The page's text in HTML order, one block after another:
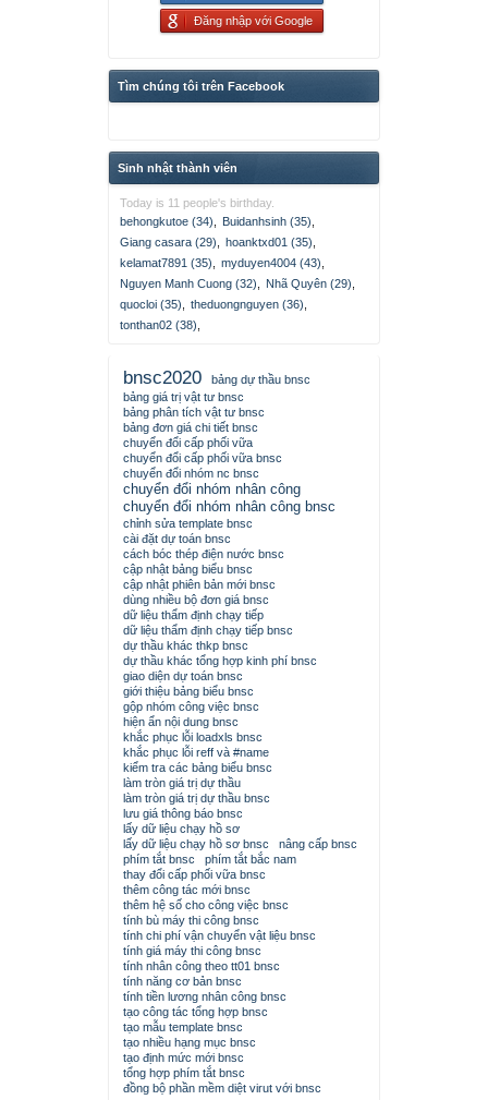
Đăng nhập với Google
Tìm chúng tôi trên Facebook
Sinh nhật thành viên
Today is 11 people's birthday.
behongkutoe (34)
Buidanhsinh (35)
Giang casara (29)
hoanktxd01 (35)
kelamat7891 (35)
myduyen4004 (43)
Nguyen Manh Cuong (32)
Nhã Quyên (29)
quocloi (35)
theduongnguyen (36)
tonthan02 (38)
bnsc2020
bảng dự thầu bnsc
bảng giá trị vật tư bnsc
bảng phân tích vật tư bnsc
bảng đơn giá chi tiết bnsc
chuyển đổi cấp phối vữa
chuyển đổi cấp phối vữa bnsc
chuyển đổi nhóm nc bnsc
chuyển đổi nhóm nhân công
chuyển đổi nhóm nhân công bnsc
chỉnh sửa template bnsc
cài đặt dự toán bnsc
cách bóc thép điện nước bnsc
cập nhật bảng biểu bnsc
cập nhật phiên bản mới bnsc
dùng nhiều bộ đơn giá bnsc
dữ liệu thẩm định chạy tiếp
dữ liệu thẩm định chạy tiếp bnsc
dự thầu khác thkp bnsc
dự thầu khác tổng hợp kinh phí bnsc
giao diện dự toán bnsc
giới thiệu bảng biểu bnsc
gộp nhóm công việc bnsc
hiện ẩn nội dung bnsc
khắc phục lỗi loadxls bnsc
khắc phục lỗi reff và #name
kiểm tra các bảng biểu bnsc
làm tròn giá trị dự thầu
làm tròn giá trị dự thầu bnsc
lưu giá thông báo bnsc
lấy dữ liệu chạy hồ sơ
lấy dữ liệu chạy hồ sơ bnsc
nâng cấp bnsc
phím tắt bnsc
phím tắt bắc nam
thay đổi cấp phối vữa bnsc
thêm công tác mới bnsc
thêm hệ số cho công việc bnsc
tính bù máy thi công bnsc
tính chi phí vận chuyển vật liệu bnsc
tính giá máy thi công bnsc
tính nhân công theo tt01 bnsc
tính năng cơ bản bnsc
tính tiền lương nhân công bnsc
tạo công tác tổng hợp bnsc
tạo mẫu template bnsc
tạo nhiều hạng mục bnsc
tạo định mức mới bnsc
tổng hợp phím tắt bnsc
đồng bộ phần mềm diệt virut với bnsc